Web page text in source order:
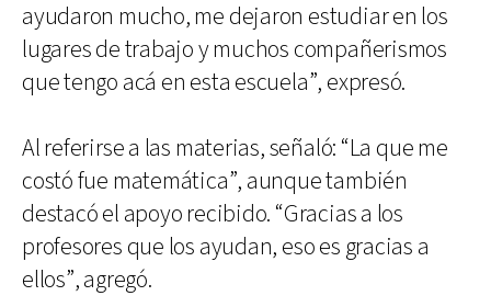
ayudaron mucho, me dejaron estudiar en los
lugares de trabajo y muchos compañerismos
que tengo acá en esta escuela”, expresó.
Al referirse a las materias, señaló: “La que me
costó fue matemática”, aunque también
destacó el apoyo recibido. “Gracias a los
profesores que los ayudan, eso es gracias a
ellos”, agregó.